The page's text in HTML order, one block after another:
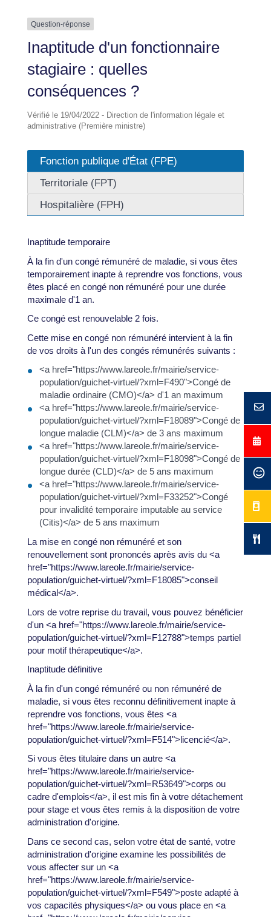
Question-réponse
Inaptitude d'un fonctionnaire
stagiaire : quelles
conséquences ?
Vérifié le 19/04/2022 - Direction de l'information légale et
administrative (Première ministre)
Fonction publique d'État (FPE)
Territoriale (FPT)
Hospitalière (FPH)
Inaptitude temporaire
À la fin d'un congé rémunéré de maladie, si vous êtes
temporairement inapte à reprendre vos fonctions, vous
êtes placé en congé non rémunéré pour une durée
maximale d'1 an.
Ce congé est renouvelable 2 fois.
Cette mise en congé non rémunéré intervient à la fin
de vos droits à l'un des congés rémunérés suivants :
<a href="https://www.lareole.fr/mairie/service-
population/guichet-virtuel/?xml=F490">Congé de
maladie ordinaire (CMO)</a> d'1 an maximum
<a href="https://www.lareole.fr/mairie/service-
population/guichet-virtuel/?xml=F18089">Congé de
longue maladie (CLM)</a> de 3 ans maximum
<a href="https://www.lareole.fr/mairie/service-
population/guichet-virtuel/?xml=F18098">Congé de
longue durée (CLD)</a> de 5 ans maximum
<a href="https://www.lareole.fr/mairie/service-
population/guichet-virtuel/?xml=F33252">Congé
pour invalidité temporaire imputable au service
(Citis)</a> de 5 ans maximum
La mise en congé non rémunéré et son
renouvellement sont prononcés après avis du <a
href="https://www.lareole.fr/mairie/service-
population/guichet-virtuel/?xml=F18085">conseil
médical</a>.
Lors de votre reprise du travail, vous pouvez bénéficier
d'un <a href="https://www.lareole.fr/mairie/service-
population/guichet-virtuel/?xml=F12788">temps partiel
pour motif thérapeutique</a>.
Inaptitude définitive
À la fin d'un congé rémunéré ou non rémunéré de
maladie, si vous êtes reconnu définitivement inapte à
reprendre vos fonctions, vous êtes <a
href="https://www.lareole.fr/mairie/service-
population/guichet-virtuel/?xml=F514">licencié</a>.
Si vous êtes titulaire dans un autre <a
href="https://www.lareole.fr/mairie/service-
population/guichet-virtuel/?xml=R53649">corps ou
cadre d'emplois</a>, il est mis fin à votre détachement
pour stage et vous êtes remis à la disposition de votre
administration d'origine.
Dans ce second cas, selon votre état de santé, votre
administration d'origine examine les possibilités de
vous affecter sur un <a
href="https://www.lareole.fr/mairie/service-
population/guichet-virtuel/?xml=F549">poste adapté à
vos capacités physiques</a> ou vous place en <a